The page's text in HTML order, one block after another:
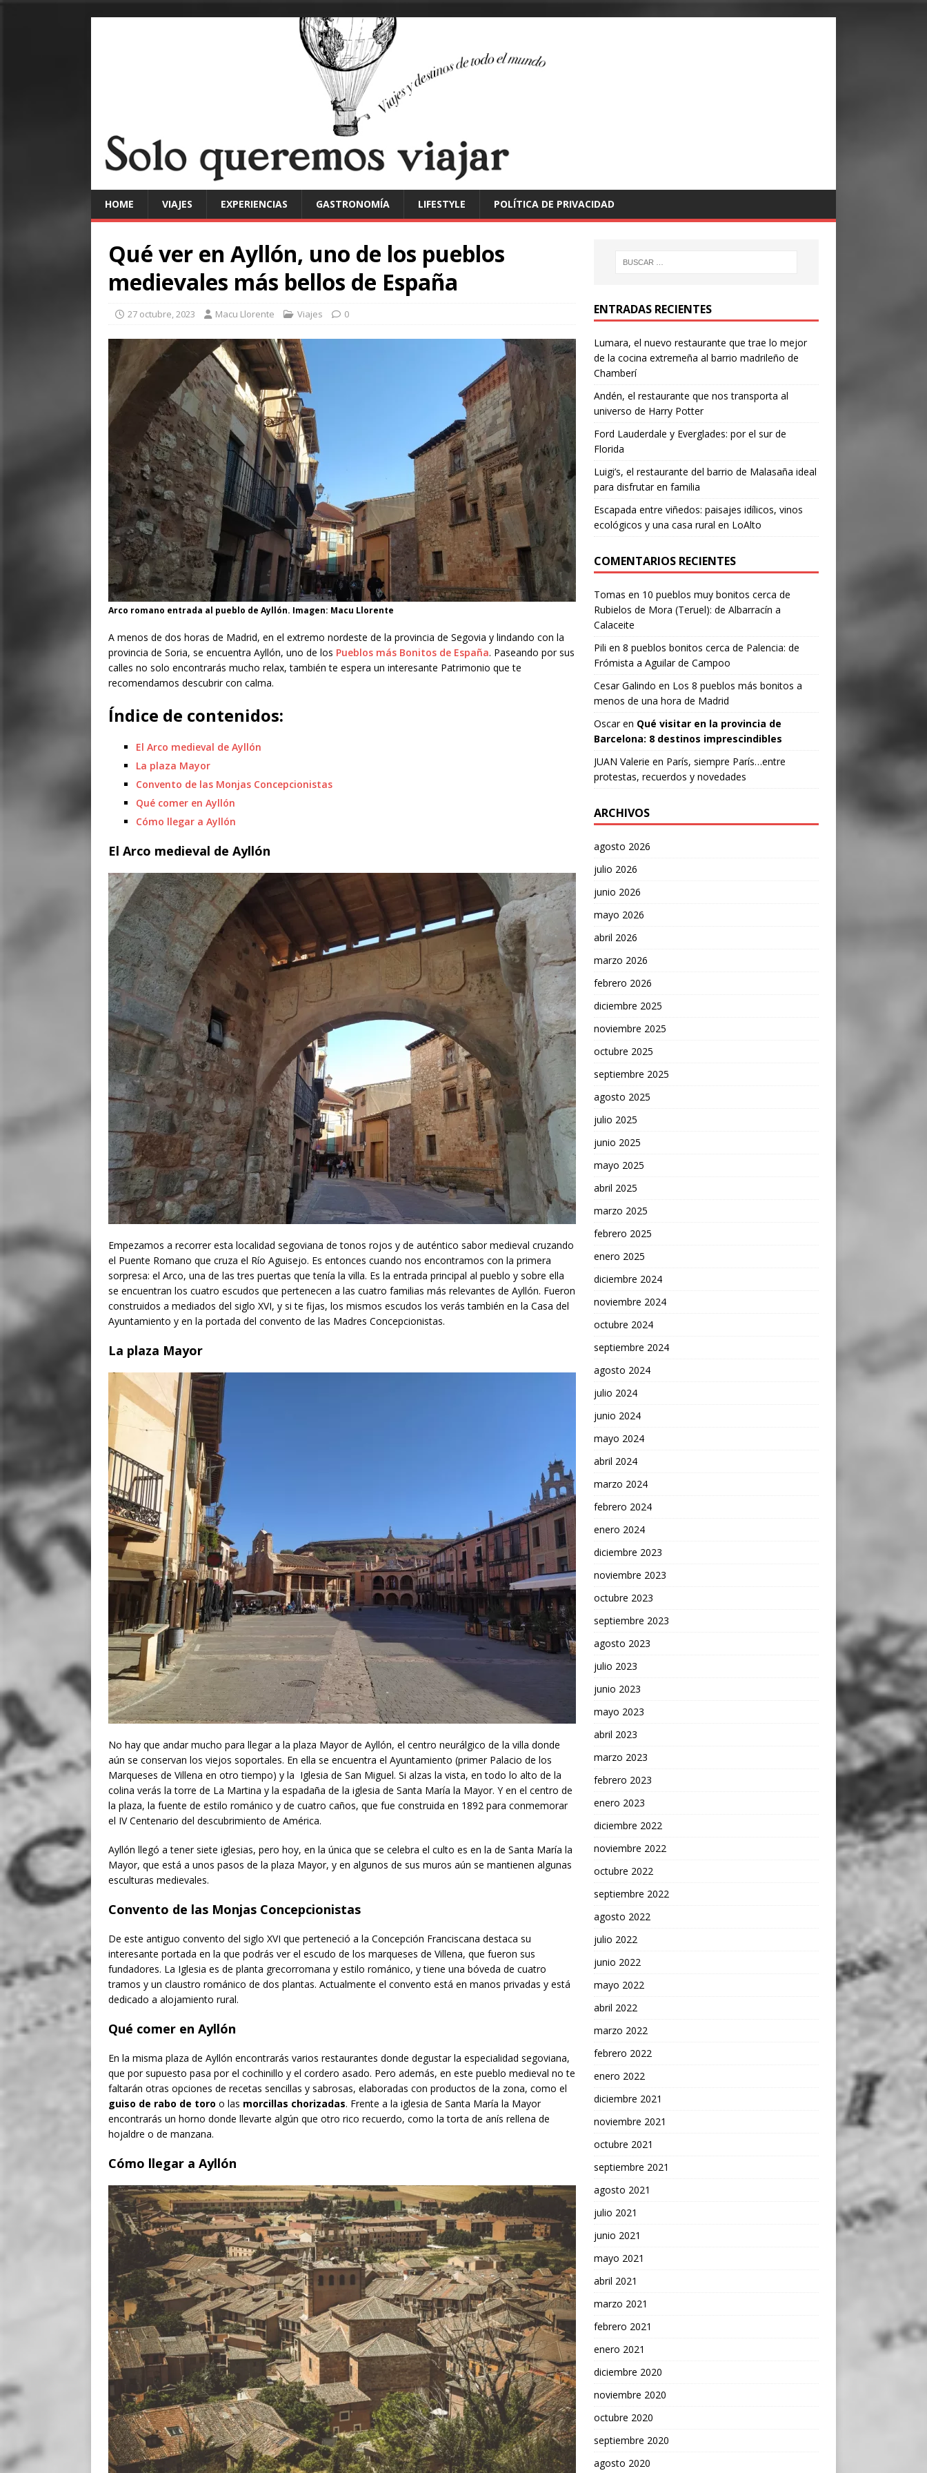
HOME VIAJES EXPERIENCIAS GASTRONOMÍA LIFESTYLE POLÍTICA DE PRIVACIDAD
Qué ver en Ayllón, uno de los pueblos
medievales más bellos de España
27 octubre, 2023 Macu Llorente Viajes 0
Arco romano entrada al pueblo de Ayllón. Imagen: Macu Llorente
A menos de dos horas de Madrid, en el extremo nordeste de la provincia de Segovia y lindando con la
provincia de Soria, se encuentra Ayllón, uno de los Pueblos más Bonitos de España. Paseando por sus
calles no solo encontrarás mucho relax, también te espera un interesante Patrimonio que te
recomendamos descubrir con calma.
Índice de contenidos:
El Arco medieval de Ayllón
La plaza Mayor
Convento de las Monjas Concepcionistas
Qué comer en Ayllón
Cómo llegar a Ayllón
El Arco medieval de Ayllón
Empezamos a recorrer esta localidad segoviana de tonos rojos y de auténtico sabor medieval cruzando
el Puente Romano que cruza el Río Aguisejo. Es entonces cuando nos encontramos con la primera
sorpresa: el Arco, una de las tres puertas que tenía la villa. Es la entrada principal al pueblo y sobre ella
se encuentran los cuatro escudos que pertenecen a las cuatro familias más relevantes de Ayllón. Fueron
construidos a mediados del siglo XVI, y si te fijas, los mismos escudos los verás también en la Casa del
Ayuntamiento y en la portada del convento de las Madres Concepcionistas.
La plaza Mayor
No hay que andar mucho para llegar a la plaza Mayor de Ayllón, el centro neurálgico de la villa donde
aún se conservan los viejos soportales. En ella se encuentra el Ayuntamiento (primer Palacio de los
Marqueses de Villena en otro tiempo) y la Iglesia de San Miguel. Si alzas la vista, en todo lo alto de la
colina verás la torre de La Martina y la espadaña de la iglesia de Santa María la Mayor. Y en el centro de
la plaza, la fuente de estilo románico y de cuatro caños, que fue construida en 1892 para conmemorar
el IV Centenario del descubrimiento de América.
Ayllón llegó a tener siete iglesias, pero hoy, en la única que se celebra el culto es en la de Santa María la
Mayor, que está a unos pasos de la plaza Mayor, y en algunos de sus muros aún se mantienen algunas
esculturas medievales.
Convento de las Monjas Concepcionistas
De este antiguo convento del siglo XVI que perteneció a la Concepción Franciscana destaca su
interesante portada en la que podrás ver el escudo de los marqueses de Villena, que fueron sus
fundadores. La Iglesia es de planta grecorromana y estilo románico, y tiene una bóveda de cuatro
tramos y un claustro románico de dos plantas. Actualmente el convento está en manos privadas y está
dedicado a alojamiento rural.
Qué comer en Ayllón
En la misma plaza de Ayllón encontrarás varios restaurantes donde degustar la especialidad segoviana,
que por supuesto pasa por el cochinillo y el cordero asado. Pero además, en este pueblo medieval no te
faltarán otras opciones de recetas sencillas y sabrosas, elaboradas con productos de la zona, como el
guiso de rabo de toro o las morcillas chorizadas. Frente a la iglesia de Santa María la Mayor
encontrarás un horno donde llevarte algún que otro rico recuerdo, como la torta de anís rellena de
hojaldre o de manzana.
Cómo llegar a Ayllón
ENTRADAS RECIENTES
Lumara, el nuevo restaurante que trae lo mejor
de la cocina extremeña al barrio madrileño de
Chamberí
Andén, el restaurante que nos transporta al
universo de Harry Potter
Ford Lauderdale y Everglades: por el sur de
Florida
Luigi’s, el restaurante del barrio de Malasaña ideal
para disfrutar en familia
Escapada entre viñedos: paisajes idílicos, vinos
ecológicos y una casa rural en LoAlto
COMENTARIOS RECIENTES
Tomas en 10 pueblos muy bonitos cerca de
Rubielos de Mora (Teruel): de Albarracín a
Calaceite
Pili en 8 pueblos bonitos cerca de Palencia: de
Frómista a Aguilar de Campoo
Cesar Galindo en Los 8 pueblos más bonitos a
menos de una hora de Madrid
Oscaren Qué visitar en la provincia de
Barcelona: 8 destinos imprescindibles
JUAN Valerie en París, siempre París…entre
protestas, recuerdos y novedades
ARCHIVOS
agosto 2026
julio 2026
junio 2026
mayo 2026
abril 2026
marzo 2026
febrero 2026
diciembre 2025
noviembre 2025
octubre 2025
septiembre 2025
agosto 2025
julio 2025
junio 2025
mayo 2025
abril 2025
marzo 2025
febrero 2025
enero 2025
diciembre 2024
noviembre 2024
octubre 2024
septiembre 2024
agosto 2024
julio 2024
junio 2024
mayo 2024
abril 2024
marzo 2024
febrero 2024
enero 2024
diciembre 2023
noviembre 2023
octubre 2023
septiembre 2023
agosto 2023
julio 2023
junio 2023
mayo 2023
abril 2023
marzo 2023
febrero 2023
enero 2023
diciembre 2022
noviembre 2022
octubre 2022
septiembre 2022
agosto 2022
julio 2022
junio 2022
mayo 2022
abril 2022
marzo 2022
febrero 2022
enero 2022
diciembre 2021
noviembre 2021
octubre 2021
septiembre 2021
agosto 2021
julio 2021
junio 2021
mayo 2021
abril 2021
marzo 2021
febrero 2021
enero 2021
diciembre 2020
noviembre 2020
octubre 2020
septiembre 2020
agosto 2020